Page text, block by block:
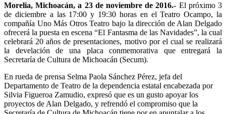
Morelia, Michoacán, a 23 de noviembre de 2016.- El próximo 3
de diciembre a las 17:00 y 19:30 horas en el Teatro Ocampo, la
compañía Uno Más Otros Teatro bajo la dirección de Alan Delgado
ofrecerá la puesta en escena “El Fantasma de las Navidades”, la cual
celebrará 20 años de presentaciones, motivo por el cual se realizará
la develación de una placa conmemorativa que entregará la
Secretaría de Cultura de Michoacán (Secum).
En rueda de prensa Selma Paola Sánchez Pérez, jefa del
Departamento de Teatro de la dependencia estatal encabezada por
Silvia Figueroa Zamudio, expresó que es un gusto apoyar los
proyectos de Alan Delgado, y refrendó el compromiso que la